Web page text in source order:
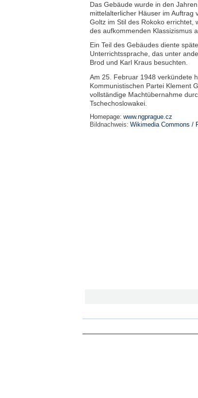
Das Gebäude wurde in den
mittelalterlicher Häuser im Auftrag
Goltz im Stil des Rokoko errichtet,
des aufkommenden Klassizismus
Ein Teil des Gebäudes diente
Unterrichtssprache, das unter
Brod und Karl Kraus besuchten.
Am 25. Februar 1948 verkündete
Kommunistischen Partei Klement
vollständige Machtübernahme
Tschechoslowakei.
Homepage: www.ngprague.cz
Bildnachweis: Wikimedia Commons /